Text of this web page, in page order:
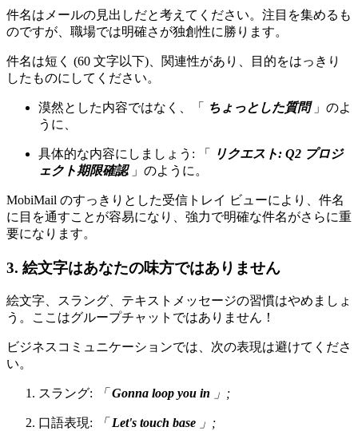
件名はメールの見出しだと考えてください。注目を集めるも
のですが、職場では明確さが独創性に勝ります。
件名は短く (60 文字以下)、関連性があり、目的をはっきり
したものにしてください。
漠然とした内容ではなく、「 ちょっとした質問 」のよ
うに、
具体的な内容にしましょう: 「
リクエスト: Q2 プロジ
ェクト期限確認 」のように。
MobiMail のすっきりとした受信トレイ ビューにより、件名
に目を通すことが容易になり、強力で明確な件名がさらに重
要になります。
3. 絵文字はあなたの味方ではありません
絵文字、スラング、テキストメッセージの習慣はやめましょ
う。ここはグループチャットではありません！
ビジネスコミュニケーションでは、次の表現は避けてくださ
い。
スラング: 「 Gonna loop you in 」;
口語表現: 「 Let's touch base 」;